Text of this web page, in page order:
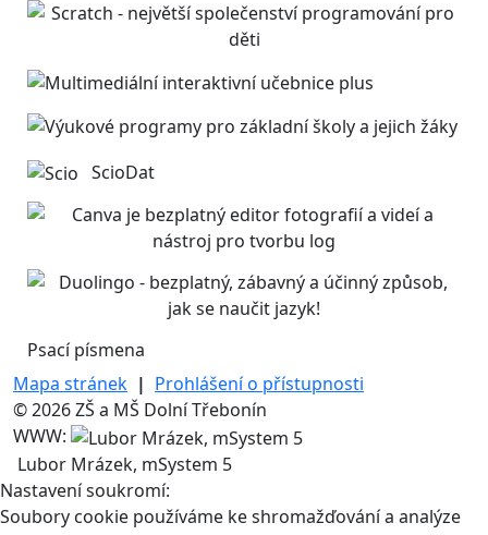
ScioDat
Psací písmena
Mapa stránek | Prohlášení o přístupnosti
© 2026 ZŠ a MŠ Dolní Třebonín
WWW:
Lubor Mrázek, mSystem 5
Nastavení soukromí:
Soubory cookie používáme ke shromažďování a analýze